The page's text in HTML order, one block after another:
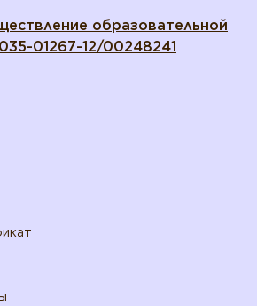
образовательной
01267-12/00248241